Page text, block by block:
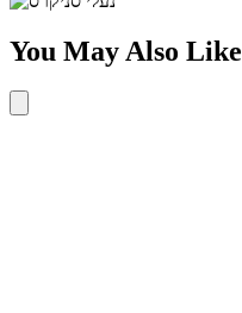
You May Also Like